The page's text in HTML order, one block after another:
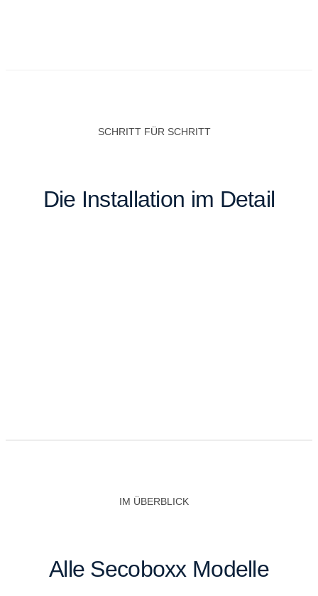
SCHRITT FÜR SCHRITT
Die Installation im Detail
IM ÜBERBLICK
Alle Secoboxx Modelle